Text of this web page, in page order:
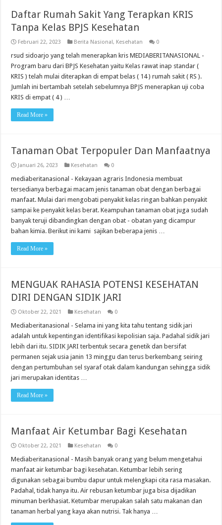
Daftar Rumah Sakit Yang Terapkan KRIS
Tanpa Kelas BPJS Kesehatan
Februari 22, 2023 Berita Nasional, Kesehatan 0
rsud sidoarjo yang telah menerapkan kris MEDIABERITANASIONAL -
Program baru dari BPJS Kesehatan yaitu Kelas rawat inap standar (
KRIS ) telah mulai diterapkan di empat belas ( 14 ) rumah sakit ( RS ).
Jumlah ini bertambah setelah sebelumnya BPJS menerapkan uji coba
KRIS di empat ( 4 ) …
Read More »
Tanaman Obat Terpopuler Dan Manfaatnya
Januari 26, 2023 Kesehatan 0
mediaberitanasional - Kekayaan agraris Indonesia membuat
tersedianya berbagai macam jenis tanaman obat dengan berbagai
manfaat. Mulai dari mengobati penyakit kelas ringan bahkan penyakit
sampai ke penyakit kelas berat. Keampuhan tanaman obat juga sudah
banyak teruji dibandingkan dengan obat - obatan yang dicampur
bahan kimia. Berikut ini kami sajikan beberapa jenis …
Read More »
MENGUAK RAHASIA POTENSI KESEHATAN
DIRI DENGAN SIDIK JARI
Oktober 22, 2021 Kesehatan 0
Mediaberitanasional - Selama ini yang kita tahu tentang sidik jari
adalah untuk kepentingan identifikasi kepolisian saja. Padahal sidik jari
lebih dari itu. SIDIK JARI terbentuk secara genetik dan bersifat
permanen sejak usia janin 13 minggu dan terus berkembang seiring
dengan pertumbuhan sel syaraf otak dalam kandungan sehingga sidik
jari merupakan identitas …
Read More »
Manfaat Air Ketumbar Bagi Kesehatan
Oktober 22, 2021 Kesehatan 0
Mediaberitanasional - Masih banyak orang yang belum mengetahui
manfaat air ketumbar bagi kesehatan. Ketumbar lebih sering
digunakan sebagai bumbu dapur untuk melengkapi cita rasa masakan.
Padahal, tidak hanya itu. Air rebusan ketumbar juga bisa dijadikan
minuman berkhasiat. Ketumbar merupakan salah satu makanan dan
tanaman herbal yang kaya akan nutrisi. Tak hanya …